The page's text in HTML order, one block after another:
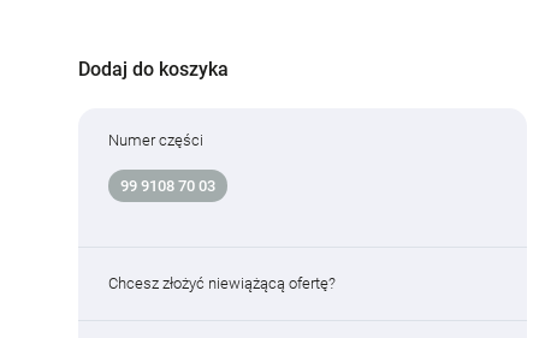
Dodaj do koszyka
Numer części
99 9108 70 03
Chcesz złożyć niewiążącą ofertę?